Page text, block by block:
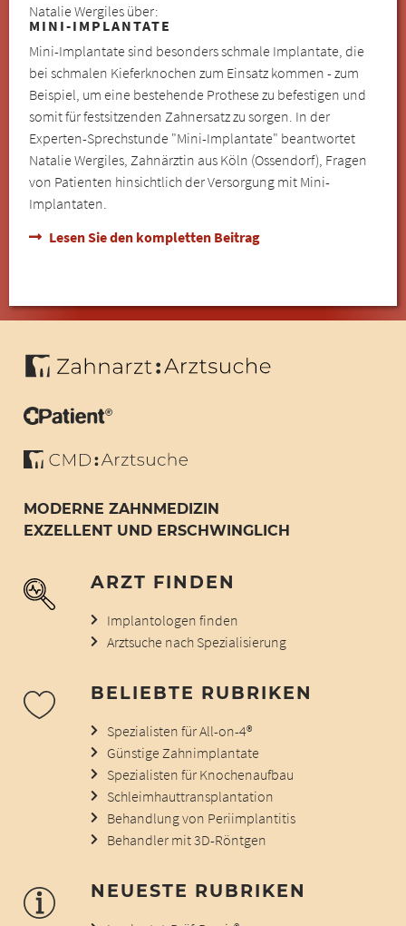
Natalie Wergiles über:
MINI-IMPLANTATE
Mini-Implantate sind besonders schmale Implantate, die
bei schmalen Kieferknochen zum Einsatz kommen - zum
Beispiel, um eine bestehende Prothese zu befestigen und
somit für festsitzenden Zahnersatz zu sorgen. In der
Experten-Sprechstunde "Mini-Implantate" beantwortet
Natalie Wergiles, Zahnärztin aus Köln (Ossendorf), Fragen
von Patienten hinsichtlich der Versorgung mit Mini-
Implantaten.
Lesen Sie den kompletten Beitrag
MODERNE ZAHNMEDIZIN
EXZELLENT UND ERSCHWINGLICH
ARZT FINDEN
Implantologen finden
Arztsuche nach Spezialisierung
BELIEBTE RUBRIKEN
Spezialisten für All-on-4®
Günstige Zahnimplantate
Spezialisten für Knochenaufbau
Schleimhauttransplantation
Behandlung von Periimplantitis
Behandler mit 3D-Röntgen
NEUESTE RUBRIKEN